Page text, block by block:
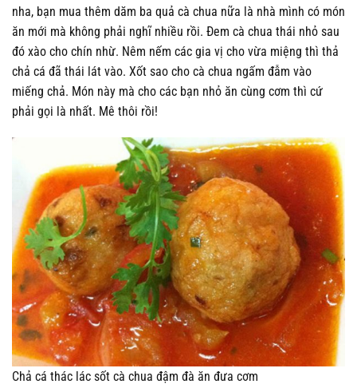
nha, bạn mua thêm dăm ba quả cà chua nữa là nhà mình có món
ăn mới mà không phải nghĩ nhiều rồi. Đem cà chua thái nhỏ sau
đó xào cho chín nhừ. Nêm nếm các gia vị cho vừa miệng thì thả
chả cá đã thái lát vào. Xốt sao cho cà chua ngấm đẫm vào
miếng chả. Món này mà cho các bạn nhỏ ăn cùng cơm thì cứ
phải gọi là nhất. Mê thôi rồi!
Chả cá thác lác sốt cà chua đậm đà ăn đưa cơm